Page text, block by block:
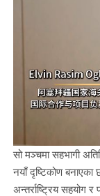
सो मञ्चमा सहभागी
नयाँ दृष्टिकोण बनाएका
अन्तर्राष्ट्रिय सहयोग